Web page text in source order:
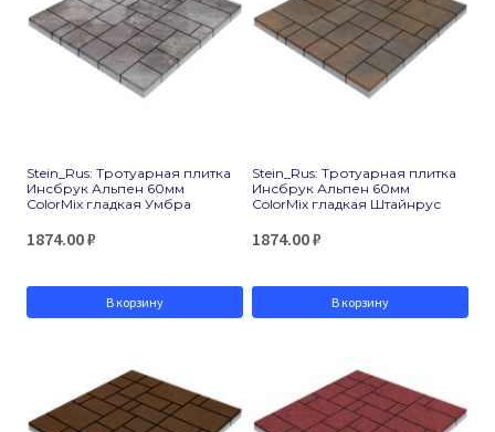
Stein_Rus: Тротуарная плитка
Инсбрук Альпен 60мм
ColorMix гладкая Умбра
1874.00₽
В корзину
Stein_Rus: Тротуарная плитка
Инсбрук Альпен 60мм
ColorMix гладкая Штайнрус
1874.00₽
В корзину